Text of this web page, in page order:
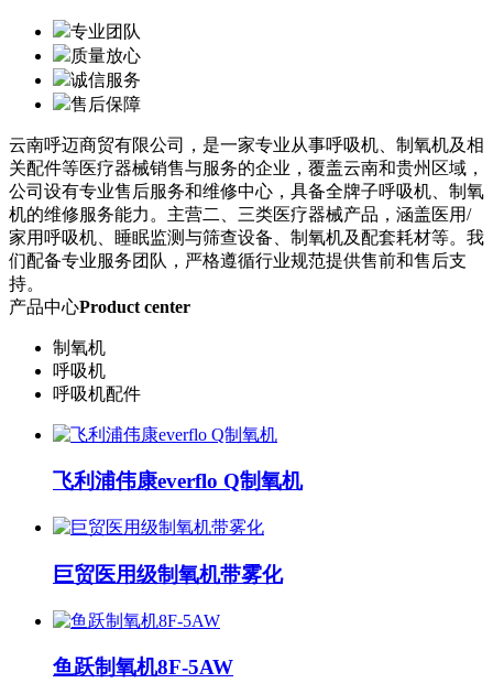
专业团队
质量放心
诚信服务
售后保障
云南呼迈商贸有限公司，是一家专业从事呼吸机、制氧机及相
关配件等医疗器械销售与服务的企业，覆盖云南和贵州区域，
公司设有专业售后服务和维修中心，具备全牌子呼吸机、制氧
机的维修服务能力。主营二、三类医疗器械产品，涵盖医用/
家用呼吸机、睡眠监测与筛查设备、制氧机及配套耗材等。我
们配备专业服务团队，严格遵循行业规范提供售前和售后支
持。
产品中心Product center
制氧机
呼吸机
呼吸机配件
飞利浦伟康everflo Q制氧机
巨贸医用级制氧机带雾化
鱼跃制氧机8F-5AW